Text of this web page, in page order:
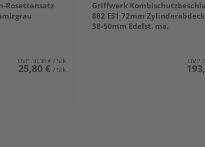
Rosettensatz
UVP 30,36 €/ Stk.
25,80 € / Stk.
Griffwerk
882 ES1 72mm
38-50mm Edelst. ma.
UVP